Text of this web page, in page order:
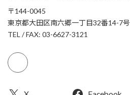
〒144-0045
東京都大田区南六郷一丁目32番14-7号
TEL / FAX: 03-6627-3121